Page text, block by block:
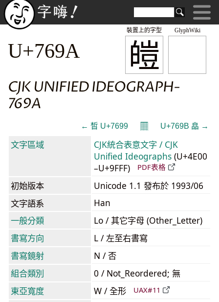
GlyphWiki
皚
裝置上的字型
U+769A
CJK UNIFIED IDEOGRAPH-
769A
← 皙 U+7699 𝄜 U+769B 皛 →
文字區域
CJK統合表意文字 / CJK
Unified Ideographs (U+4E00
–U+9FFF)
PDF表格
初始版本
Unicode 1.1 發布於 1993/06
文字語系
Han
一般分類
Lo / 其它字母 (Other_Letter)
書寫方向
L / 左至右書寫
書寫鏡射
N / 否
組合類別
0 / Not_Reordered; 無
東亞寬度
W / 全形 UAX#11